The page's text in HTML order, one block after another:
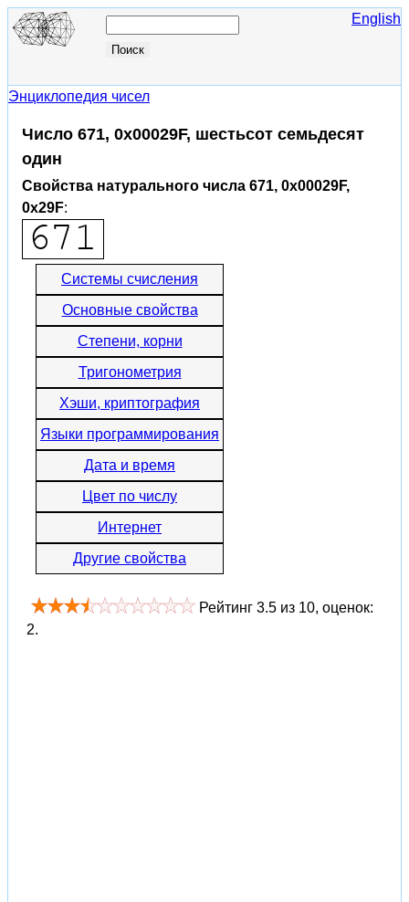
English
Энциклопедия чисел
Число 671, 0x00029F, шестьсот семьдесят
один
Свойства натурального числа 671, 0x00029F,
0x29F:
Системы счисления
Основные свойства
Степени, корни
Тригонометрия
Хэши, криптография
Языки программирования
Дата и время
Цвет по числу
Интернет
Другие свойства
Рейтинг 3.5 из 10, оценок:
2.